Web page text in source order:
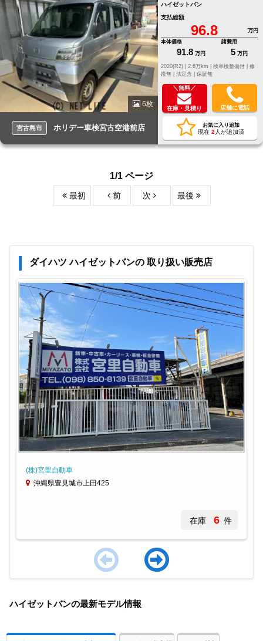
6枚
宮古島市 ホリデー車検宮古空港前店
ハイゼットバン
支払総額
96.8
万円
本体価格
91.8 万円
諸費用
5 万円
修
復無 | 法定含 | 保証無
＼無料／
在庫・見積り 店舗に電話
お気に入り追加
現在 2 人が追加済
1/1 ページ
最初 前 次 最後
ダイハツ ハイゼットバンの 取り扱い販売店
(株)宮里自動車
沖縄県豊見城市上田425
在庫 6 件
of
ハイゼットバンの最新モデル情報